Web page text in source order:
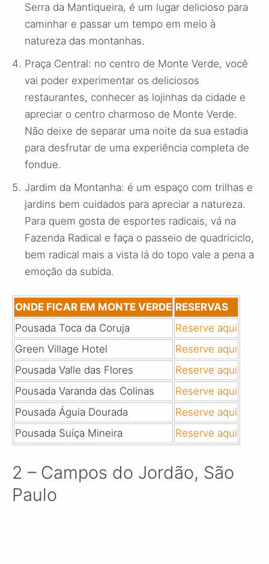
Serra da Mantiqueira, é um lugar delicioso para
caminhar e passar um tempo em meio à
natureza das montanhas.
Praça Central: no centro de Monte Verde, você
vai poder experimentar os deliciosos
restaurantes, conhecer as lojinhas da cidade e
apreciar o centro charmoso de Monte Verde.
Não deixe de separar uma noite da sua estadia
para desfrutar de uma experiência completa de
fondue.
Jardim da Montanha: é um espaço com trilhas e
jardins bem cuidados para apreciar a natureza.
Para quem gosta de esportes radicais, vá na
Fazenda Radical e faça o passeio de quadriciclo,
bem radical mais a vista lá do topo vale a pena a
emoção da subida.
ONDE FICAR EM MONTE VERDE RESERVAS
Pousada Toca da Coruja
Reserve aqui
Green Village Hotel
Reserve aqui
Pousada Valle das Flores
Reserve aqui
Pousada Varanda das Colinas
Reserve aqui
Pousada Águia Dourada
Reserve aqui
Pousada Suíça Mineira
Reserve aqui
2 – Campos do Jordão, São
Paulo